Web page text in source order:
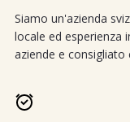
Siamo un'azienda
locale ed esperienza
aziende e consigliato